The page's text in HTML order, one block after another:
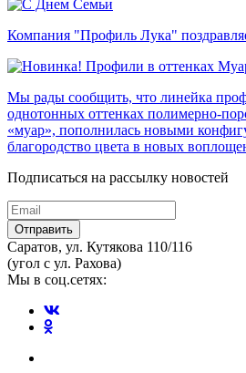
Компания "Профиль Лука"
Мы рады сообщить, что линейка
однотонных оттенках полимерно-
«муар», пополнилась новыми
благородство цвета в новых
Подписаться на рассылку новостей
Отправить
Саратов, ул. Кутякова 110/116
(угол с ул. Рахова)
Мы в соц.сетях: